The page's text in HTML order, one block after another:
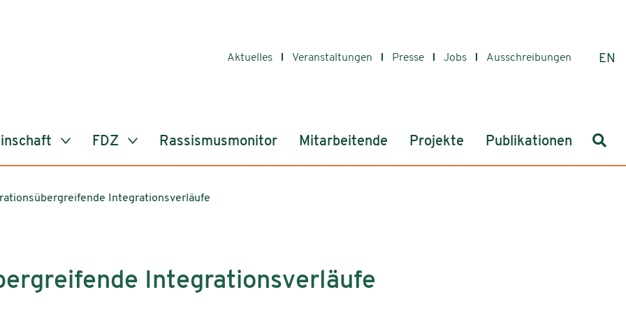
Aktuelles Veranstaltungen Presse Jobs Ausschreibungen EN
FDZ Rassismusmonitor Mitarbeitende Projekte Publikationen
Integrationsverläufe
Integrationsverläufe